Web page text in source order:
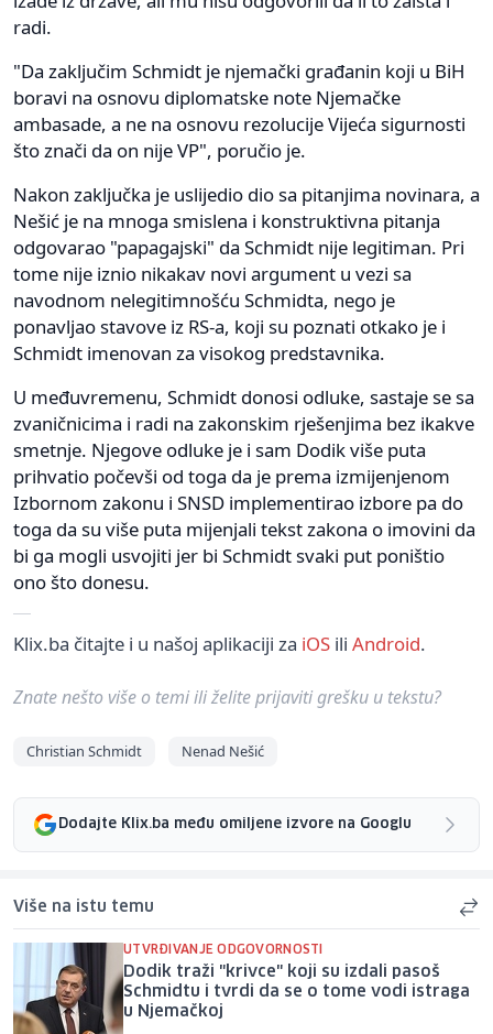
radi.
"Da zaključim Schmidt je njemački građanin koji u BiH
boravi na osnovu diplomatske note Njemačke
ambasade, a ne na osnovu rezolucije Vijeća sigurnosti
što znači da on nije VP", poručio je.
Nakon zaključka je uslijedio dio sa pitanjima novinara, a
Nešić je na mnoga smislena i konstruktivna pitanja
odgovarao "papagajski" da Schmidt nije legitiman. Pri
tome nije iznio nikakav novi argument u vezi sa
navodnom nelegitimnošću Schmidta, nego je
ponavljao stavove iz RS-a, koji su poznati otkako je i
Schmidt imenovan za visokog predstavnika.
U međuvremenu, Schmidt donosi odluke, sastaje se sa
zvaničnicima i radi na zakonskim rješenjima bez ikakve
smetnje. Njegove odluke je i sam Dodik više puta
prihvatio počevši od toga da je prema izmijenjenom
Izbornom zakonu i SNSD implementirao izbore pa do
toga da su više puta mijenjali tekst zakona o imovini da
bi ga mogli usvojiti jer bi Schmidt svaki put poništio
ono što donesu.
Klix.ba čitajte i u našoj aplikaciji za iOS ili Android.
Znate nešto više o temi ili želite prijaviti grešku u tekstu?
Christian Schmidt Nenad Nešić
Dodajte Klix.ba među omiljene izvore na Googlu
Više na istu temu
UTVRĐIVANJE ODGOVORNOSTI
Dodik traži "krivce" koji su izdali pasoš
Schmidtu i tvrdi da se o tome vodi istraga
u Njemačkoj